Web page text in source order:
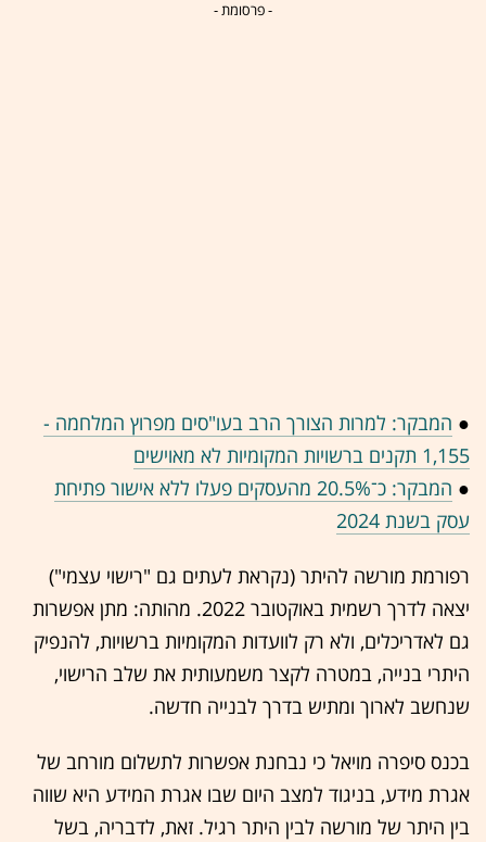
- פרסומת -
● המבקר: למרות הצורך הרב בעו"סים מפרוץ המלחמה -
1,155 תקנים ברשויות המקומיות לא מאוישים
●
המבקר: כ־20.5% מהעסקים פעלו ללא אישור פתיחת
עסק בשנת 2024
רפורמת מורשה להיתר (נקראת לעתים גם "רישוי עצמי")
יצאה לדרך רשמית באוקטובר 2022. מהותה: מתן אפשרות
גם לאדריכלים, ולא רק לוועדות המקומיות ברשויות, להנפיק
היתרי בנייה, במטרה לקצר משמעותית את שלב הרישוי,
שנחשב לארוך ומתיש בדרך לבנייה חדשה.
בכנס סיפרה מויאל כי נבחנת אפשרות לתשלום מורחב של
אגרת מידע, בניגוד למצב היום שבו אגרת המידע היא שווה
בין היתר של מורשה לבין היתר רגיל. זאת, לדבריה, בשל